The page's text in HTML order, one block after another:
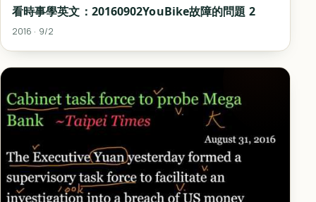
看時事學英文：20160902YouBike故障的問題 2
2016 · 9/2